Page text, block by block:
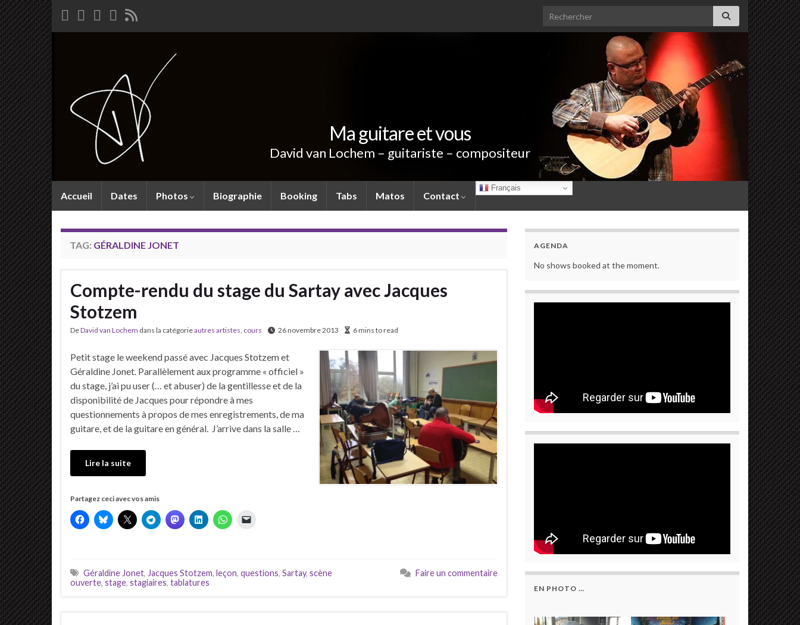
Search for:
Ma guitare et vous
David van Lochem – guitariste – compositeur
Accueil Dates Photos Biographie Booking Tabs Matos Contact
Français
TAG: GÉRALDINE JONET
Compte-rendu du stage du Sartay avec Jacques
Stotzem
DeDavid van Lochem dans la catégorieautres artistes, cours 26 novembre 2013 6 mins to read
Petit stage le weekend passé avec Jacques Stotzem et
Géraldine Jonet. Parallèlement aux programme « officiel »
du stage, j’ai pu user (… et abuser) de la gentillesse et de la
disponibilité de Jacques pour répondre à mes
questionnements à propos de mes enregistrements, de ma
guitare, et de la guitare en général. J’arrive dans la salle …
Lire la suite
Partagez ceci avec vos amis
Géraldine Jonet, Jacques Stotzem, leçon, questions, Sartay, scène
ouverte, stage, stagiaires, tablatures
Faire un commentaire
AGENDA
No shows booked at the moment.
EN PHOTO …